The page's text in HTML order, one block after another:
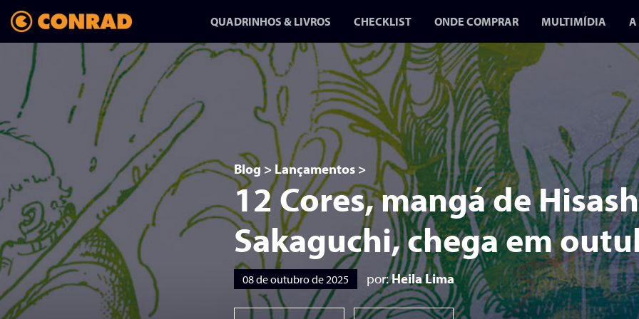
QUADRINHOS & LIVROS CHECKLIST ONDE COMPRAR MULTIMÍDIA
BLOG VÍDEOS PODCASTS
ANFANG/AUSGANG:
UMA HISTÓRIA
SOBRE MUDAR
DE VIDA
HQ-REPORTAGEM DE
RAPHA PINHEIRO CHEGA
NA CONRAD
A GUERRA
GIBIS 2
EM JULHO
O SEGUNDO
FOCA NA
DURANTE A
A
Blog > Lançamentos >
12 Cores, mangá de
Sakaguchi, chega em
08 de outubro de 2025 por:Heila Lima